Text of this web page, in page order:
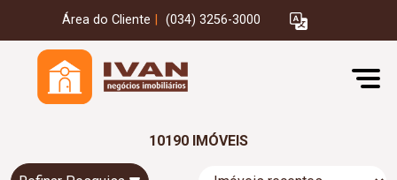
Área do Cliente (034) 3256-3000
10190 IMÓVEIS